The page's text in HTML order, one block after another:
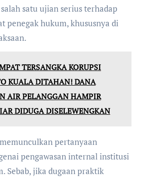
satu ujian serius terhadap
penegak hukum, khususnya di
TERSANGKA KORUPSI
KUALA DITAHAN! DANA
AIR PELANGGAN HAMPIR
DIDUGA DISELEWENGKAN
pertanyaan
pengawasan internal institusi
Sebab, jika dugaan praktik